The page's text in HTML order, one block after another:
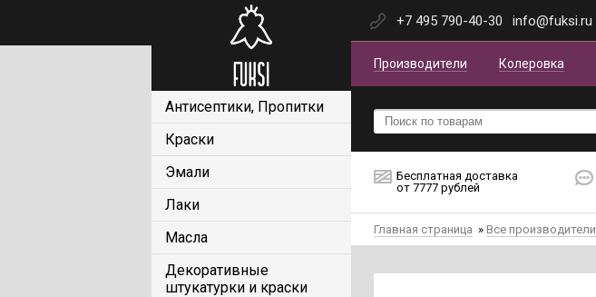
+7 495 790-40-30 info@fuksi.ru
Производители Колеровка
Антисептики, Пропитки
Краски
Эмали
Лаки
Масла
Декоративные
штукатурки и краски
Бесплатная доставка
от 7777 рублей
Главная страница » Все производители